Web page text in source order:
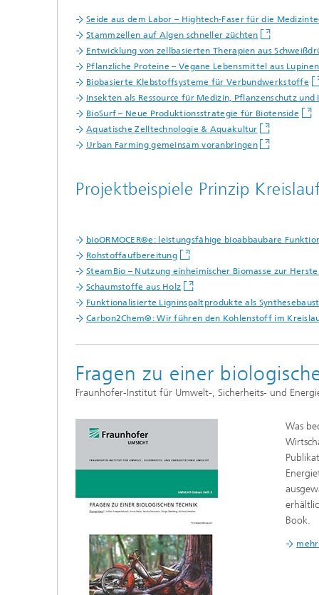
Seide aus dem Labor – Hightech-Faser für die
Stammzellen auf Algen schneller züchten
Entwicklung von zellbasierten Therapien aus
Pflanzliche Proteine – Vegane Lebensmittel aus Lupinen
Biobasierte Klebstoffsysteme für Verbundwerkstoffe
Insekten als Ressource für Medizin, Pflanzenschutz und
BioSurf – Neue Produktionsstrategie für Biotenside
Aquatische Zelltechnologie & Aquakultur
Urban Farming gemeinsam voranbringen
Projektbeispiele Prinzip
bioORMOCER®e: leistungsfähige bioabbaubare
Rohstoffaufbereitung
SteamBio – Nutzung einheimischer Biomasse zur
Schaumstoffe aus Holz
Funktionalisierte Ligninspaltprodukte als
Carbon2Chem®: Wir führen den Kohlenstoff im
Fragen zu einer
Fraunhofer-Institut für Umwelt-, Sicherheits- und
Was
Book.